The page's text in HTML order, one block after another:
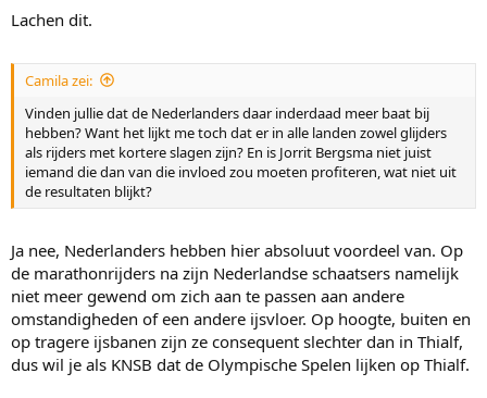
Lachen dit.
Camila zei:
Vinden jullie dat de Nederlanders daar inderdaad meer baat bij
hebben? Want het lijkt me toch dat er in alle landen zowel glijders
als rijders met kortere slagen zijn? En is Jorrit Bergsma niet juist
iemand die dan van die invloed zou moeten profiteren, wat niet uit
de resultaten blijkt?
Ja nee, Nederlanders hebben hier absoluut voordeel van. Op
de marathonrijders na zijn Nederlandse schaatsers namelijk
niet meer gewend om zich aan te passen aan andere
omstandigheden of een andere ijsvloer. Op hoogte, buiten en
op tragere ijsbanen zijn ze consequent slechter dan in Thialf,
dus wil je als KNSB dat de Olympische Spelen lijken op Thialf.